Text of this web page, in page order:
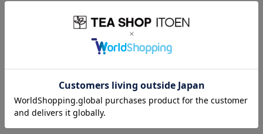
伊藤園コーポレートサイト
ご利用ガイド（JAPANESE TEA STORE）
よくあるご質問（JAPANESE TEA STORE）
特定商取引法に基づく表記